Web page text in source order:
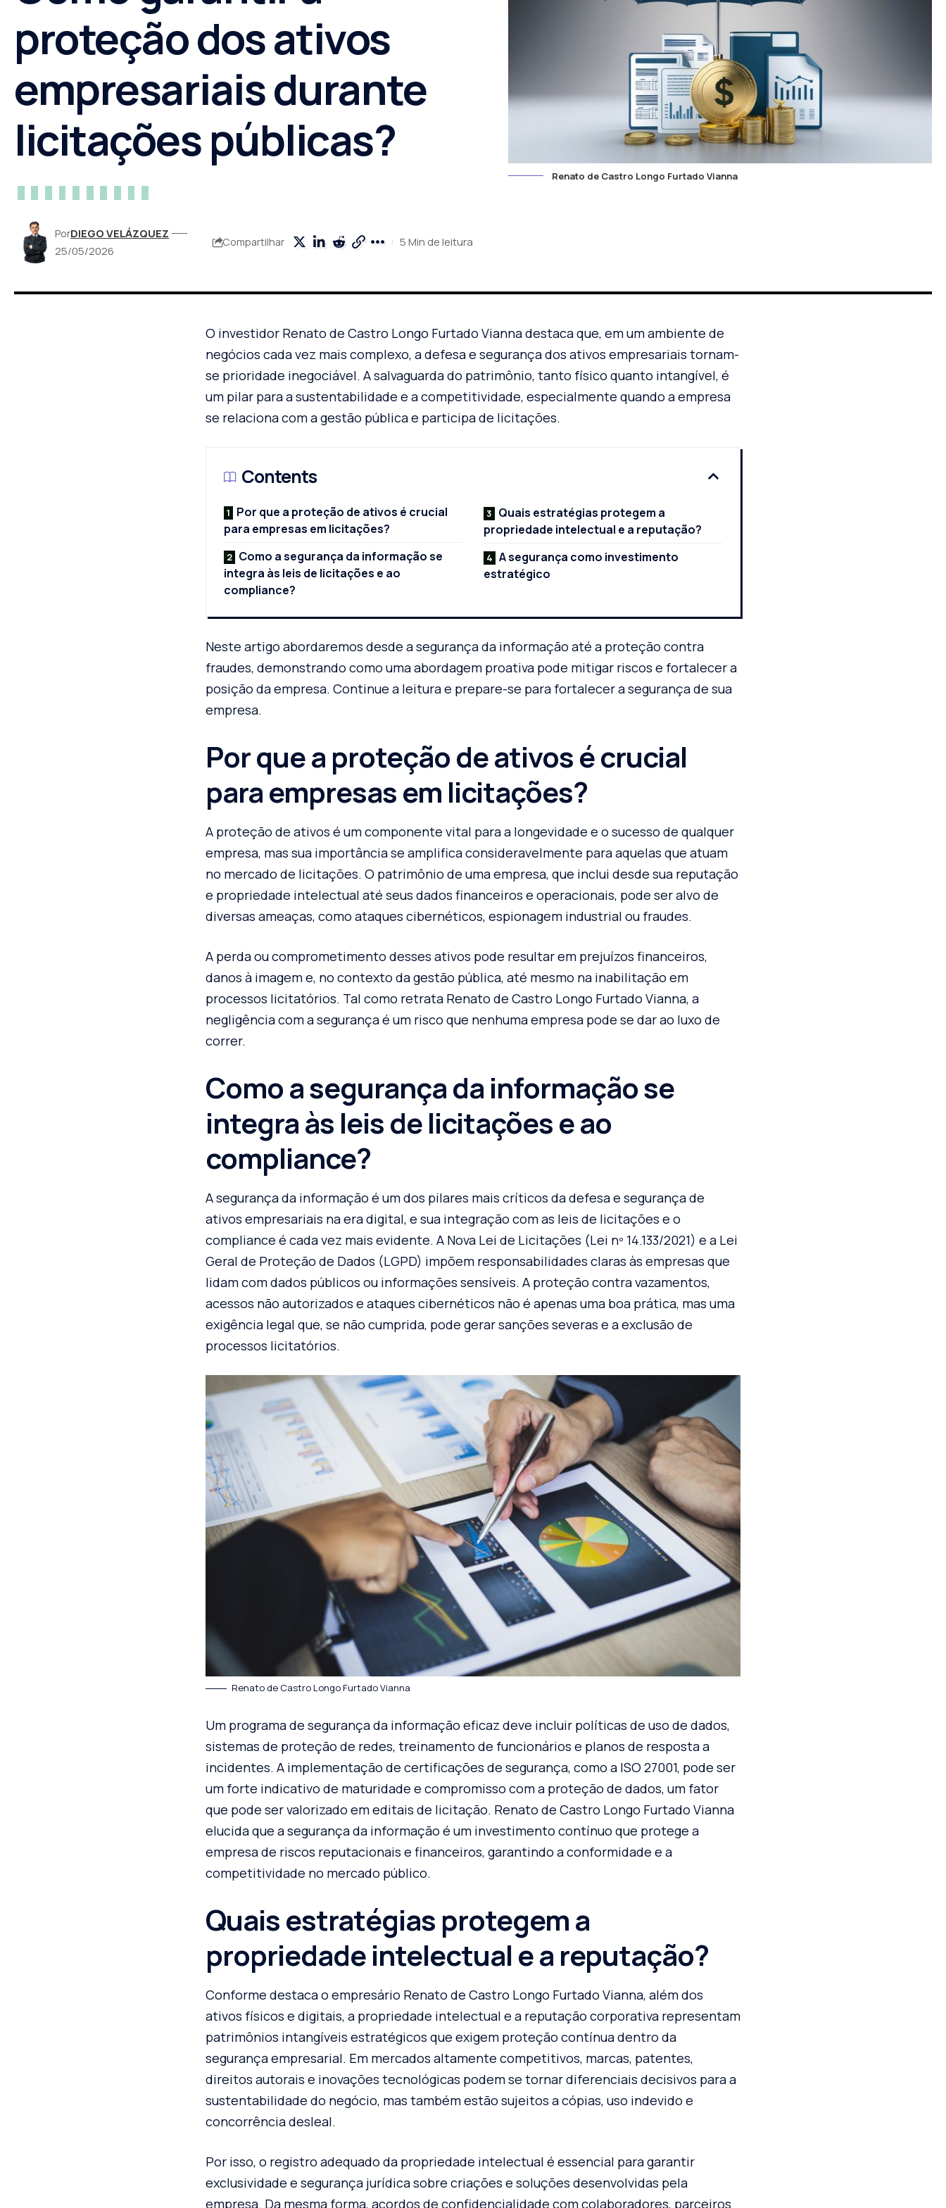
proteção dos ativos
empresariais durante
licitações públicas?
PorDIEGO VELÁZQUEZ
25/05/2026
Compartilhar 5 Min de leitura
Renato de Castro Longo Furtado Vianna
O investidor Renato de Castro Longo Furtado Vianna destaca que, em um ambiente de
negócios cada vez mais complexo, a defesa e segurança dos ativos empresariais tornam-
se prioridade inegociável. A salvaguarda do patrimônio, tanto físico quanto intangível, é
um pilar para a sustentabilidade e a competitividade, especialmente quando a empresa
se relaciona com a gestão pública e participa de licitações.
Contents
Por que a proteção de ativos é crucial
para empresas em licitações?
Como a segurança da informação se
integra às leis de licitações e ao
compliance?
Quais estratégias protegem a
propriedade intelectual e a reputação?
A segurança como investimento
estratégico
Neste artigo abordaremos desde a segurança da informação até a proteção contra
fraudes, demonstrando como uma abordagem proativa pode mitigar riscos e fortalecer a
posição da empresa. Continue a leitura e prepare-se para fortalecer a segurança de sua
empresa.
Por que a proteção de ativos é crucial
para empresas em licitações?
A proteção de ativos é um componente vital para a longevidade e o sucesso de qualquer
empresa, mas sua importância se amplifica consideravelmente para aquelas que atuam
no mercado de licitações. O patrimônio de uma empresa, que inclui desde sua reputação
e propriedade intelectual até seus dados financeiros e operacionais, pode ser alvo de
diversas ameaças, como ataques cibernéticos, espionagem industrial ou fraudes.
A perda ou comprometimento desses ativos pode resultar em prejuízos financeiros,
danos à imagem e, no contexto da gestão pública, até mesmo na inabilitação em
processos licitatórios. Tal como retrata Renato de Castro Longo Furtado Vianna, a
negligência com a segurança é um risco que nenhuma empresa pode se dar ao luxo de
correr.
Como a segurança da informação se
integra às leis de licitações e ao
compliance?
A segurança da informação é um dos pilares mais críticos da defesa e segurança de
ativos empresariais na era digital, e sua integração com as leis de licitações e o
compliance é cada vez mais evidente. A Nova Lei de Licitações (Lei nº 14.133/2021) e a Lei
Geral de Proteção de Dados (LGPD) impõem responsabilidades claras às empresas que
lidam com dados públicos ou informações sensíveis. A proteção contra vazamentos,
acessos não autorizados e ataques cibernéticos não é apenas uma boa prática, mas uma
exigência legal que, se não cumprida, pode gerar sanções severas e a exclusão de
processos licitatórios.
Renato de Castro Longo Furtado Vianna
Um programa de segurança da informação eficaz deve incluir políticas de uso de dados,
sistemas de proteção de redes, treinamento de funcionários e planos de resposta a
incidentes. A implementação de certificações de segurança, como a ISO 27001, pode ser
um forte indicativo de maturidade e compromisso com a proteção de dados, um fator
que pode ser valorizado em editais de licitação. Renato de Castro Longo Furtado Vianna
elucida que a segurança da informação é um investimento contínuo que protege a
empresa de riscos reputacionais e financeiros, garantindo a conformidade e a
competitividade no mercado público.
Quais estratégias protegem a
propriedade intelectual e a reputação?
Conforme destaca o empresário Renato de Castro Longo Furtado Vianna, além dos
ativos físicos e digitais, a propriedade intelectual e a reputação corporativa representam
patrimônios intangíveis estratégicos que exigem proteção contínua dentro da
segurança empresarial. Em mercados altamente competitivos, marcas, patentes,
direitos autorais e inovações tecnológicas podem se tornar diferenciais decisivos para a
sustentabilidade do negócio, mas também estão sujeitos a cópias, uso indevido e
concorrência desleal.
Por isso, o registro adequado da propriedade intelectual é essencial para garantir
exclusividade e segurança jurídica sobre criações e soluções desenvolvidas pela
empresa. Da mesma forma, acordos de confidencialidade com colaboradores, parceiros